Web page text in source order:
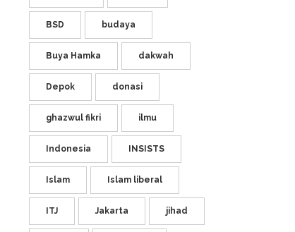
BSD budaya
Buya Hamka dakwah
Depok donasi
ghazwul fikri ilmu
Indonesia INSISTS
Islam Islam liberal
ITJ Jakarta jihad